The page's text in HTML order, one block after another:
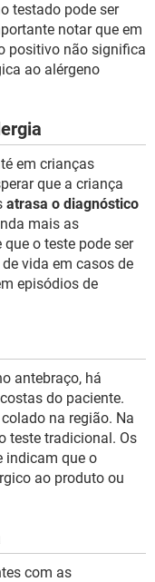
testado pode ser
notar que em
positivo não significa
ao alérgeno
em crianças
que a criança
atrasa o diagnóstico
mais as
o teste pode ser
vida em casos de
episódios de
antebraço, há
do paciente.
na região. Na
teste tradicional. Os
indicam que o
ao produto ou
com as